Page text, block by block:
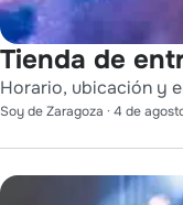
Tienda de
Horario, ubicación y
Soy de Zaragoza · 4 de